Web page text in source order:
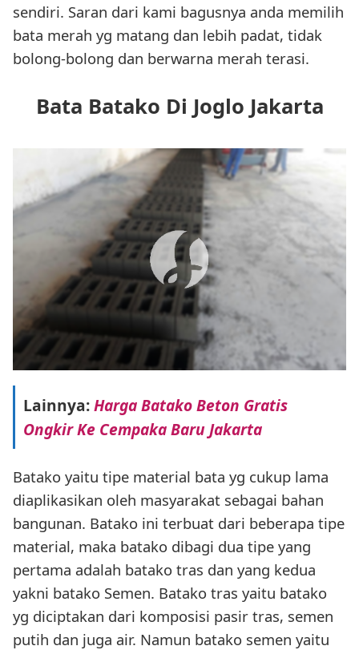
sendiri. Saran dari kami bagusnya anda memilih
bata merah yg matang dan lebih padat, tidak
bolong-bolong dan berwarna merah terasi.
Bata Batako Di Joglo Jakarta
Lainnya:Harga Batako Beton Gratis
Ongkir Ke Cempaka Baru Jakarta
Batako yaitu tipe material bata yg cukup lama
diaplikasikan oleh masyarakat sebagai bahan
bangunan. Batako ini terbuat dari beberapa tipe
material, maka batako dibagi dua tipe yang
pertama adalah batako tras dan yang kedua
yakni batako Semen. Batako tras yaitu batako
yg diciptakan dari komposisi pasir tras, semen
putih dan juga air. Namun batako semen yaitu